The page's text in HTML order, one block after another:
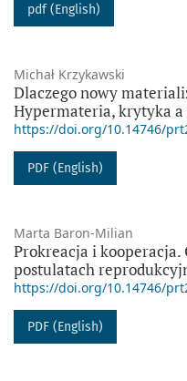
pdf (English)
Michał Krzykawski
Dlaczego nowy
Hypermateria, krytyka
https://doi.org/10.14746/
PDF (English)
Marta Baron-Milian
Prokreacja i
postulatach
https://doi.org/10.14746/
PDF (English)